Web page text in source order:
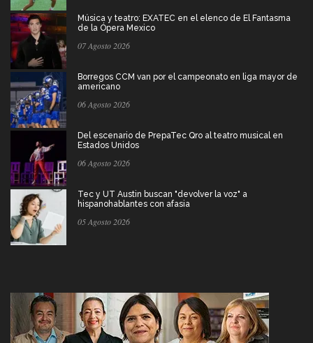
Música y teatro: EXATEC en el elenco de El Fantasma
de la Ópera Mexico
07 Agosto 2026
Borregos CCM van por el campeonato en liga mayor de
americano
06 Agosto 2026
Del escenario de PrepaTec Qro al teatro musical en
Estados Unidos
06 Agosto 2026
Tec y UT Austin buscan "devolver la voz" a
hispanohablantes con afasia
05 Agosto 2026